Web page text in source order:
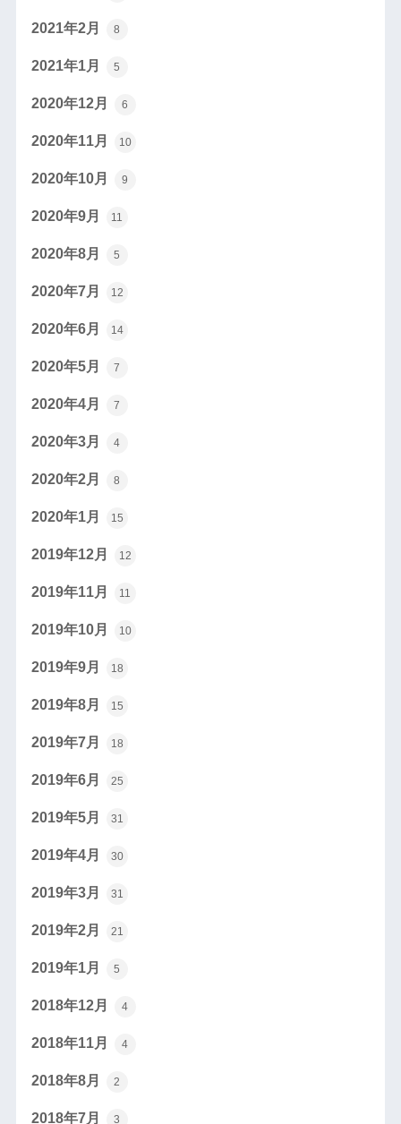
2021年2月 8
2021年1月 5
2020年12月 6
2020年11月 10
2020年10月 9
2020年9月 11
2020年8月 5
2020年7月 12
2020年6月 14
2020年5月 7
2020年4月 7
2020年3月 4
2020年2月 8
2020年1月 15
2019年12月 12
2019年11月 11
2019年10月 10
2019年9月 18
2019年8月 15
2019年7月 18
2019年6月 25
2019年5月 31
2019年4月 30
2019年3月 31
2019年2月 21
2019年1月 5
2018年12月 4
2018年11月 4
2018年8月 2
2018年7月 3